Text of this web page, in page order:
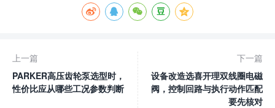
上一篇
PARKER高压齿轮泵选型时，
性价比应从哪些工况参数判断
下一篇
设备改造选喜开理双线圈电磁
阀，控制回路与执行动作匹配
要先核对